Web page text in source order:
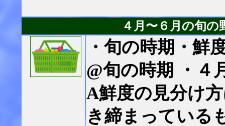
４月〜６月の旬
・旬の時期・鮮
@旬の時期 ・４
A鮮度の見分け
き締まっている